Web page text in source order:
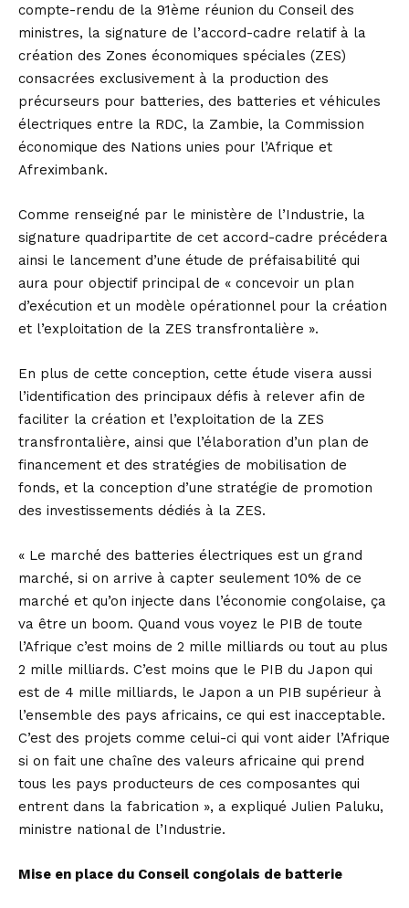
compte-rendu de la 91ème réunion du Conseil des
ministres, la signature de l’accord-cadre relatif à la
création des Zones économiques spéciales (ZES)
consacrées exclusivement à la production des
précurseurs pour batteries, des batteries et véhicules
électriques entre la RDC, la Zambie, la Commission
économique des Nations unies pour l’Afrique et
Afreximbank.
Comme renseigné par le ministère de l’Industrie, la
signature quadripartite de cet accord-cadre précédera
ainsi le lancement d’une étude de préfaisabilité qui
aura pour objectif principal de « concevoir un plan
d’exécution et un modèle opérationnel pour la création
et l’exploitation de la ZES transfrontalière ».
En plus de cette conception, cette étude visera aussi
l’identification des principaux défis à relever afin de
faciliter la création et l’exploitation de la ZES
transfrontalière, ainsi que l’élaboration d’un plan de
financement et des stratégies de mobilisation de
fonds, et la conception d’une stratégie de promotion
des investissements dédiés à la ZES.
« Le marché des batteries électriques est un grand
marché, si on arrive à capter seulement 10% de ce
marché et qu’on injecte dans l’économie congolaise, ça
va être un boom. Quand vous voyez le PIB de toute
l’Afrique c’est moins de 2 mille milliards ou tout au plus
2 mille milliards. C’est moins que le PIB du Japon qui
est de 4 mille milliards, le Japon a un PIB supérieur à
l’ensemble des pays africains, ce qui est inacceptable.
C’est des projets comme celui-ci qui vont aider l’Afrique
si on fait une chaîne des valeurs africaine qui prend
tous les pays producteurs de ces composantes qui
entrent dans la fabrication », a expliqué Julien Paluku,
ministre national de l’Industrie.
Mise en place du Conseil congolais de batterie